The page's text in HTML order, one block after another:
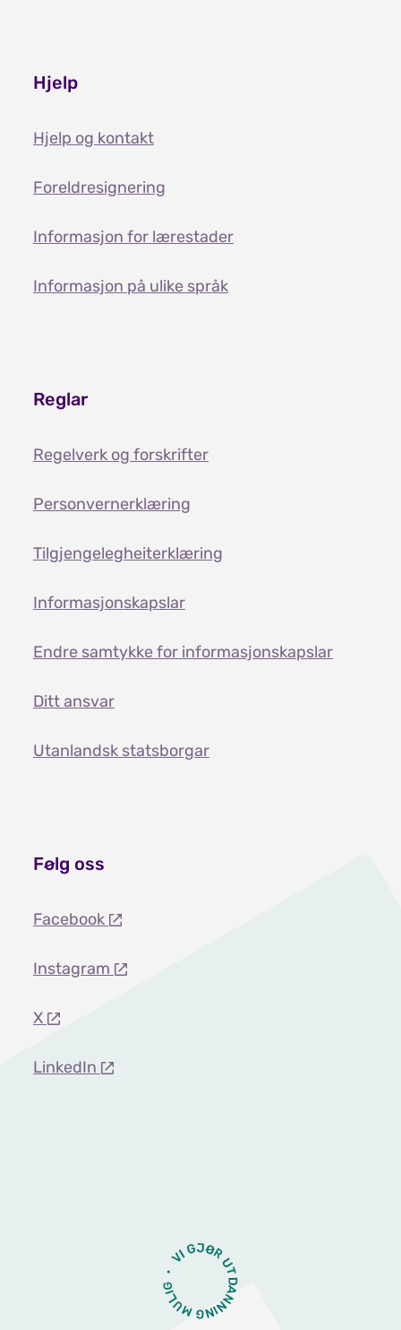
Hjelp
Hjelp og kontakt
Foreldresignering
Informasjon for lærestader
Informasjon på ulike språk
Reglar
Regelverk og forskrifter
Personvernerklæring
Tilgjengelegheiterklæring
Informasjonskapslar
Endre samtykke for informasjonskapslar
Ditt ansvar
Utanlandsk statsborgar
Følg oss
Facebook
Instagram
X
LinkedIn